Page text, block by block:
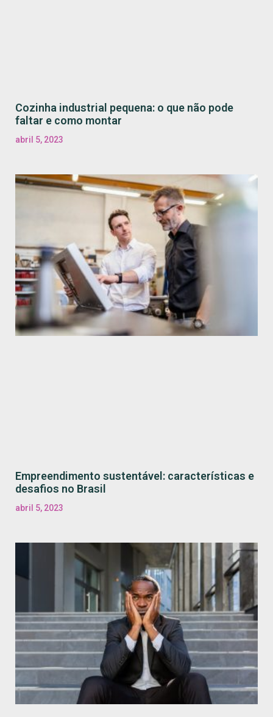
Cozinha industrial pequena: o que não pode
faltar e como montar
abril 5, 2023
Empreendimento sustentável: características e
desafios no Brasil
abril 5, 2023